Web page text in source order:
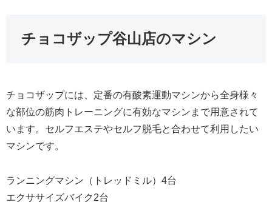
チョコザップ谷山店のマシン
チョコザップには、定番の有酸素運動マシンから全身様々
な部位の筋肉トレーニングに有効なマシンまで用意されて
います。セルフエステやセルフ脱毛と合わせて利用したい
マシンです。
ランニングマシン（トレッドミル）4台
エクササイズバイク2台